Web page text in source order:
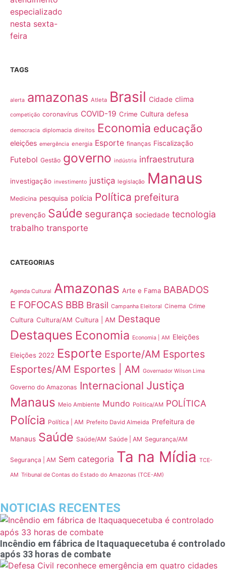
TAGS
alerta amazonas Atleta Brasil Cidade clima
competição coronavírus COVID-19 Crime Cultura defesa
democracia diplomacia direitos Economia educação
eleições emergência energia Esporte finanças Fiscalização
Futebol Gestão governo indústria infraestrutura
investigação investimento justiça legislação Manaus
Medicina pesquisa polícia Política prefeitura
prevenção Saúde segurança sociedade tecnologia
trabalho transporte
CATEGORIAS
Agenda Cultural Amazonas Arte e Fama BABADOS
E FOFOCAS BBB Brasil Campanha Eleitoral Cinema Crime
Cultura Cultura/AM Cultura | AM Destaque
Destaques Economia Economia | AM Eleições
Eleições 2022 Esporte Esporte/AM Esportes
Esportes/AM Esportes | AM Governador Wilson Lima
Governo do Amazonas Internacional Justiça
Manaus Meio Ambiente Mundo Politica/AM POLÍTICA
Polícia Política | AM Prefeito David Almeida Prefeitura de
Manaus Saúde Saúde/AM Saúde | AM Segurança/AM
Segurança | AM Sem categoria Ta na Mídia TCE-
AM Tribunal de Contas do Estado do Amazonas (TCE-AM)
NOTICIAS RECENTES
Incêndio em fábrica de Itaquaquecetuba é controlado
após 33 horas de combate